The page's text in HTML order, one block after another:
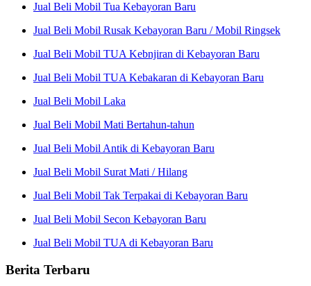
Jual Beli Mobil Tua Kebayoran Baru
Jual Beli Mobil Rusak Kebayoran Baru / Mobil Ringsek
Jual Beli Mobil TUA Kebnjiran di Kebayoran Baru
Jual Beli Mobil TUA Kebakaran di Kebayoran Baru
Jual Beli Mobil Laka
Jual Beli Mobil Mati Bertahun-tahun
Jual Beli Mobil Antik di Kebayoran Baru
Jual Beli Mobil Surat Mati / Hilang
Jual Beli Mobil Tak Terpakai di Kebayoran Baru
Jual Beli Mobil Secon Kebayoran Baru
Jual Beli Mobil TUA di Kebayoran Baru
Berita Terbaru